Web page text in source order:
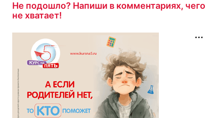
Не подошло? Напиши в комментариях, чего
не хватает!